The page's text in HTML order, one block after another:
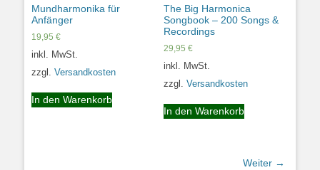
Mundharmonika für
Anfänger
19,95 €
inkl. MwSt.
zzgl. Versandkosten
In den Warenkorb
The Big Harmonica
Songbook – 200 Songs &
Recordings
29,95 €
inkl. MwSt.
zzgl. Versandkosten
In den Warenkorb
Weiter →